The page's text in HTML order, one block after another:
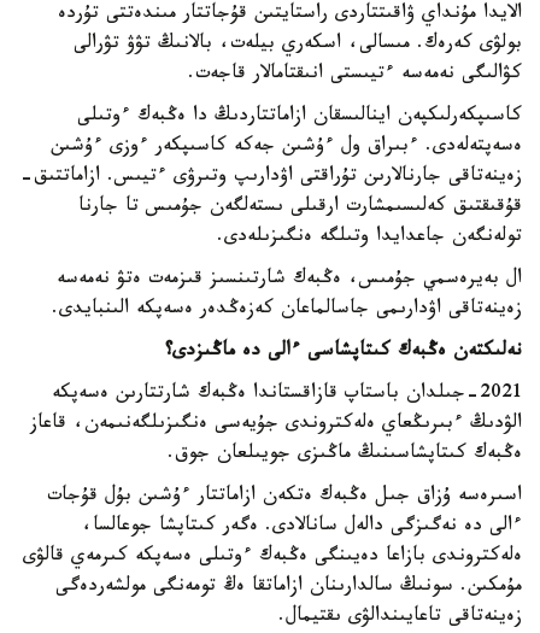
الايدا مۇنداي ۋاقىتتاردى راستايتىن قۇجاتتار مىندەتتى تۇردە
بولۋى كەرەك. مىسالى، اسكەري بيلەت، بالانىڭ تۋۋ تۋرالى
كۋالىگى نەمەسە ءتيىستى انىقتامالار قاجەت.
كاسىپكەرلىكپەن اينالىسقان ازاماتتاردىڭ دا ەڭبەك ءوتىلى
ەسەپتەلەدى. ءبىراق ول ءۇشىن جەكە كاسىپكەر ءوزى ءۇشىن
زەينەتاقى جارنالارىن تۇراقتى اۋدارىپ وتىرۋى ءتيىس. ازاماتتىق-
قۇقىقتىق كەلىسىمشارت ارقىلى ىستەلگەن جۇمىس تا جارنا
تولەنگەن جاعدايدا وتىلگە ەنگىزىلەدى.
ال بەيرەسمي جۇمىس، ەڭبەك شارتىنسىز قىزمەت ەتۋ نەمەسە
زەينەتاقى اۋدارىمى جاسالماعان كەزەڭدەر ەسەپكە الىنبايدى.
نەلىكتەن ەڭبەك كىتاپشاسى ءالى دە ماڭىزدى؟
2021-جىلدان باستاپ قازاقستاندا ەڭبەك شارتتارىن ەسەپكە
الۋدىڭ ءبىرىڭعاي ەلەكتروندى جۇيەسى ەنگىزىلگەنىمەن، قاعاز
ەڭبەك كىتاپشاسىنىڭ ماڭىزى جويىلعان جوق.
اسىرەسە ۇزاق جىل ەڭبەك ەتكەن ازاماتتار ءۇشىن بۇل قۇجات
ءالى دە نەگىزگى دالەل سانالادى. ەگەر كىتاپشا جوعالسا،
ەلەكتروندى بازاعا دەيىنگى ەڭبەك ءوتىلى ەسەپكە كىرمەي قالۋى
مۇمكىن. سونىڭ سالدارىنان ازاماتقا ەڭ تومەنگى مولشەردەگى
زەينەتاقى تاعايىندالۋى ىقتيمال.